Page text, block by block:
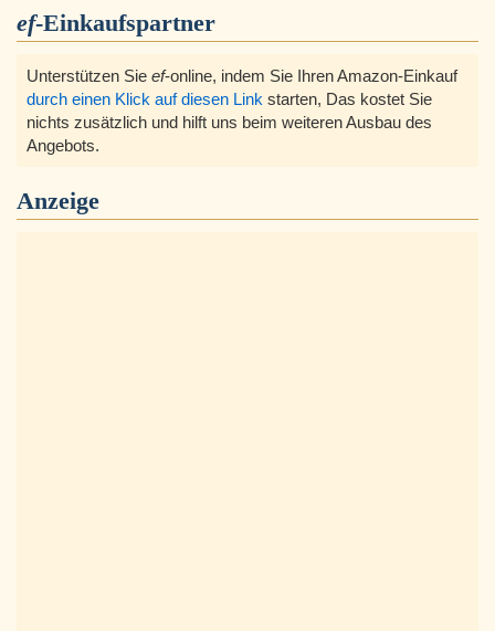
ef-Einkaufspartner
Unterstützen Sie ef-online, indem Sie Ihren Amazon-Einkauf
durch einen Klick auf diesen Link starten, Das kostet Sie
nichts zusätzlich und hilft uns beim weiteren Ausbau des
Angebots.
Anzeige